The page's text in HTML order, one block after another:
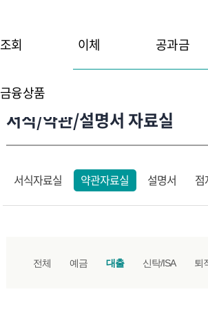
조회 이체 공과금
금융상품
서식/약관/설명서 자료실
서식자료실 약관자료실 설명서 점
전체 예금 대출 신탁/ISA 퇴